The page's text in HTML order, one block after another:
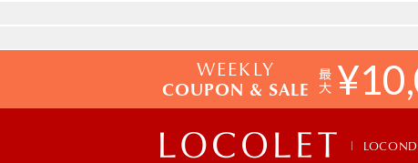
WEEKLY
COUPON & SALE ¥